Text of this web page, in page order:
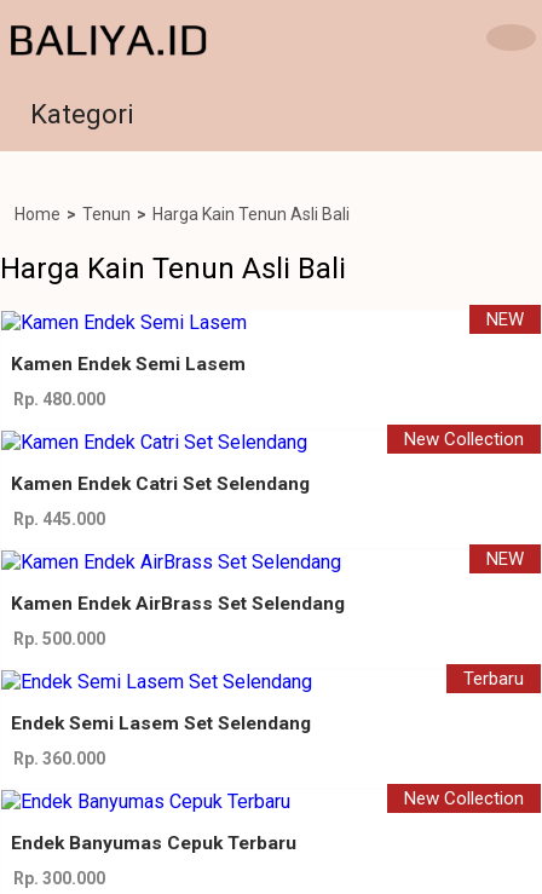
Kategori
Home > Tenun > Harga Kain Tenun Asli Bali
Harga Kain Tenun Asli Bali
NEW
Kamen Endek Semi Lasem
Rp. 480.000
New Collection
Kamen Endek Catri Set Selendang
Rp. 445.000
NEW
Kamen Endek AirBrass Set Selendang
Rp. 500.000
Terbaru
Endek Semi Lasem Set Selendang
Rp. 360.000
New Collection
Endek Banyumas Cepuk Terbaru
Rp. 300.000